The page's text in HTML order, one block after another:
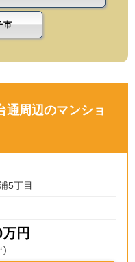
市
通周辺のマンショ
5丁目
円
)